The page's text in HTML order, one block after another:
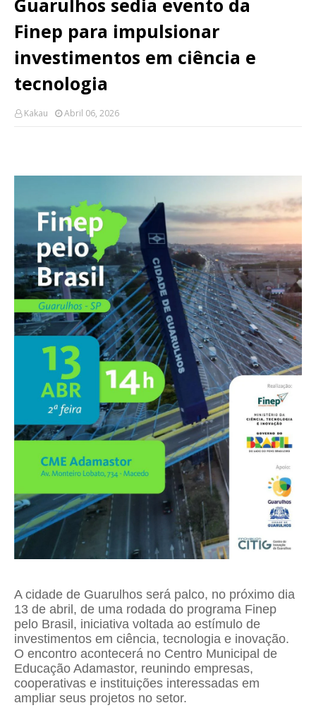
Guarulhos sedia evento da
Finep para impulsionar
investimentos em ciência e
tecnologia
Kakau Abril 06, 2026
A cidade de Guarulhos será palco, no próximo dia
13 de abril, de uma rodada do programa Finep
pelo Brasil, iniciativa voltada ao estímulo de
investimentos em ciência, tecnologia e inovação.
O encontro acontecerá no Centro Municipal de
Educação Adamastor, reunindo empresas,
cooperativas e instituições interessadas em
ampliar seus projetos no setor.